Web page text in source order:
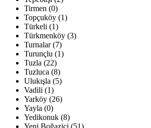
Tirmen (0)
Topçuköy (1)
Türkeli (1)
Türkmenköy (3)
Turnalar (7)
Turunçlu (1)
Tuzla (22)
Tuzluca (8)
Ulukışla (5)
Vadili (1)
Yarköy (26)
Yayla (0)
Yedikonuk (8)